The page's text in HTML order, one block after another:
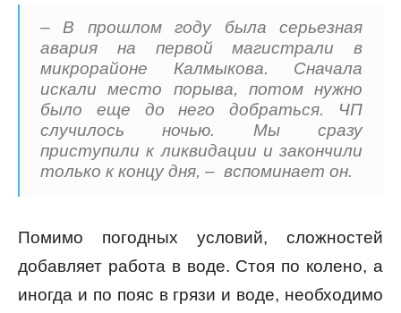
– В прошлом году была серьезная
авария на первой магистрали в
микрорайоне Калмыкова. Сначала
искали место порыва, потом нужно
было еще до него добраться. ЧП
случилось ночью. Мы сразу
приступили к ликвидации и закончили
только к концу дня, – вспоминает он.
Помимо погодных условий, сложностей
добавляет работа в воде. Стоя по колено, а
иногда и по пояс в грязи и воде, необходимо